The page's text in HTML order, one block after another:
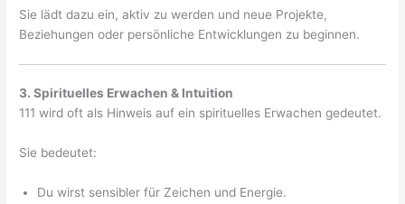
Sie lädt dazu ein, aktiv zu werden und neue Projekte,
Beziehungen oder persönliche Entwicklungen zu beginnen.
3. Spirituelles Erwachen & Intuition
111 wird oft als Hinweis auf ein spirituelles Erwachen gedeutet.
Sie bedeutet:
Du wirst sensibler für Zeichen und Energie.